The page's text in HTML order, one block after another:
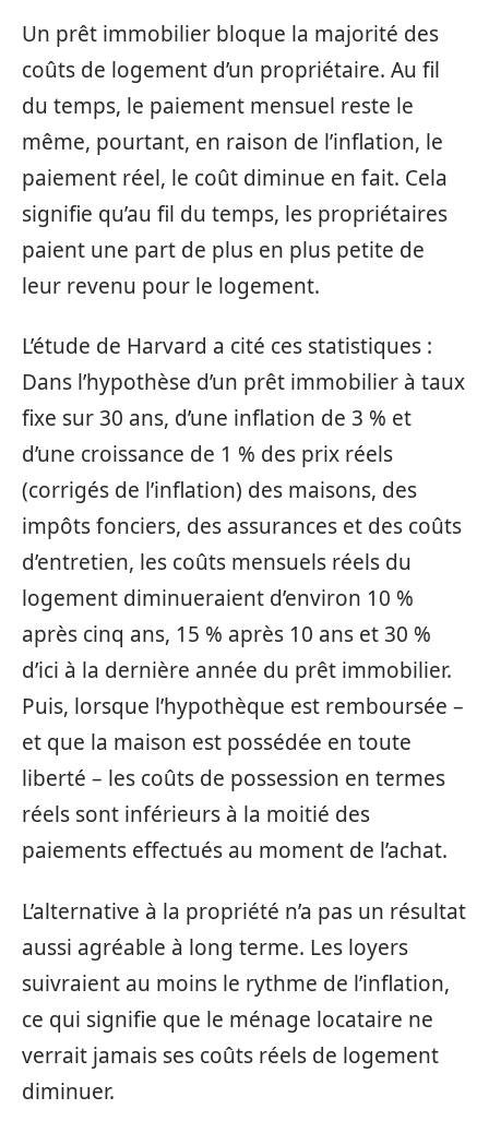
Un prêt immobilier bloque la majorité des
coûts de logement d’un propriétaire. Au fil
du temps, le paiement mensuel reste le
même, pourtant, en raison de l’inflation, le
paiement réel, le coût diminue en fait. Cela
signifie qu’au fil du temps, les propriétaires
paient une part de plus en plus petite de
leur revenu pour le logement.
L’étude de Harvard a cité ces statistiques :
Dans l’hypothèse d’un prêt immobilier à taux
fixe sur 30 ans, d’une inflation de 3 % et
d’une croissance de 1 % des prix réels
(corrigés de l’inflation) des maisons, des
impôts fonciers, des assurances et des coûts
d’entretien, les coûts mensuels réels du
logement diminueraient d’environ 10 %
après cinq ans, 15 % après 10 ans et 30 %
d’ici à la dernière année du prêt immobilier.
Puis, lorsque l’hypothèque est remboursée –
et que la maison est possédée en toute
liberté – les coûts de possession en termes
réels sont inférieurs à la moitié des
paiements effectués au moment de l’achat.
L’alternative à la propriété n’a pas un résultat
aussi agréable à long terme. Les loyers
suivraient au moins le rythme de l’inflation,
ce qui signifie que le ménage locataire ne
verrait jamais ses coûts réels de logement
diminuer.